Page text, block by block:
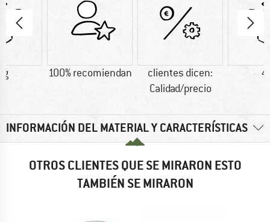
g 100% recomiendan
clientes dicen:
Calidad/precio
INFORMACIÓN DEL MATERIAL Y CARACTERÍSTICAS
OTROS CLIENTES QUE SE MIRARON ESTO
TAMBIÉN SE MIRARON